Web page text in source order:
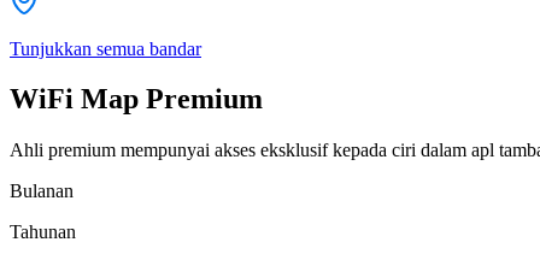
Tunjukkan semua bandar
WiFi Map Premium
Ahli premium mempunyai akses eksklusif kepada ciri dalam apl
Bulanan
Tahunan